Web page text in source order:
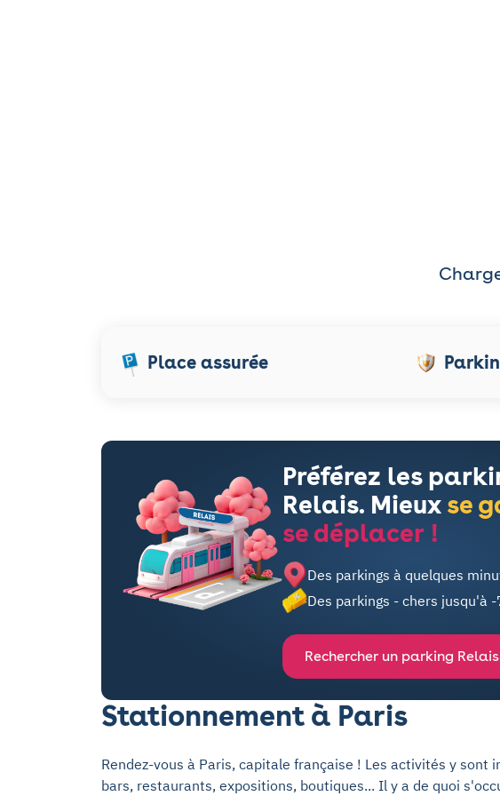
Place assurée
Préférez les
Relais. Mieux se
se déplacer !
Des parkings à quelques
Des parkings - chers jusqu'à
Rechercher un parking Relais
Stationnement à Paris
Rendez-vous à Paris, capitale française ! Les activités y sont
bars, restaurants, expositions, boutiques... Il y a de quoi